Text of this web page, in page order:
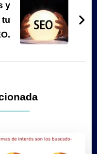
y
tu